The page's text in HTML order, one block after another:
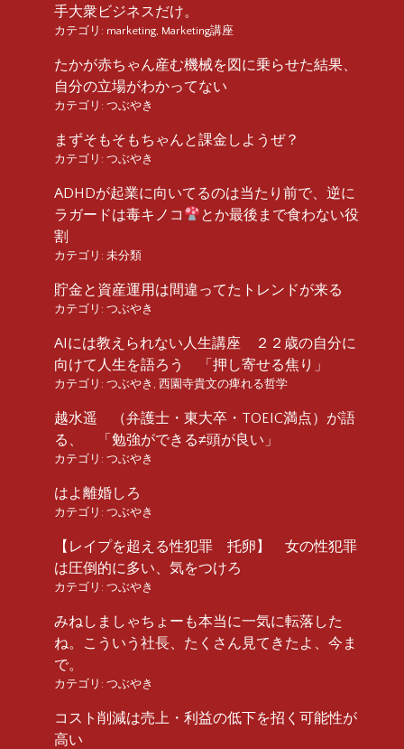
手大衆ビジネスだけ。
カテゴリ: marketing Marketing講座
たかが赤ちゃん産む機械を図に乗らせた結果、
自分の立場がわかってない
カテゴリ: つぶやき
まずそもそもちゃんと課金しようぜ？
カテゴリ: つぶやき
ADHDが起業に向いてるのは当たり前で、逆に
ラガードは毒キノコ
とか最後まで食わない役
割
カテゴリ: 未分類
貯金と資産運用は間違ってたトレンドが来る
カテゴリ: つぶやき
AIには教えられない人生講座 ２２歳の自分に
向けて人生を語ろう 「押し寄せる焦り」
カテゴリ: つぶやき 西園寺貴文の痺れる哲学
越水遥 （弁護士・東大卒・TOEIC満点）が語
る、 「勉強ができる≠頭が良い」
カテゴリ: つぶやき
はよ離婚しろ
カテゴリ: つぶやき
【レイプを超える性犯罪 托卵】 女の性犯罪
は圧倒的に多い、気をつけろ
カテゴリ: つぶやき
みねしましゃちょーも本当に一気に転落した
ね。こういう社長、たくさん見てきたよ、今ま
で。
カテゴリ: つぶやき
コスト削減は売上・利益の低下を招く可能性が
高い